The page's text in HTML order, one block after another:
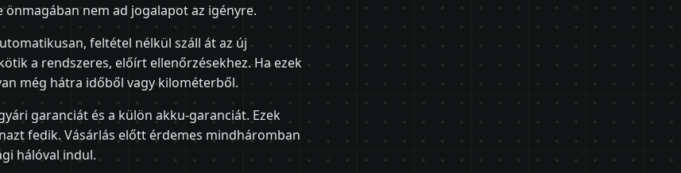
nem ad jogalapot az igényre.
feltétel nélkül száll át az új
a rendszeres, előírt ellenőrzésekhez. Ha ezek
még hátra időből vagy kilométerből.
garanciát és a külön akku-garanciát. Ezek
fedik. Vásárlás előtt érdemes mindháromban
hálóval indul.